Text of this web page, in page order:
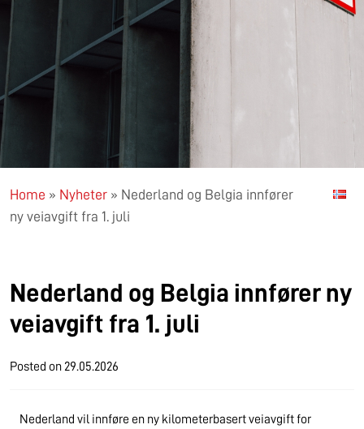
Home » Nyheter » Nederland og Belgia innfører
ny veiavgift fra 1. juli
Nederland og Belgia innfører ny
veiavgift fra 1. juli
Posted on 29.05.2026
Nederland vil innføre en ny kilometerbasert veiavgift for